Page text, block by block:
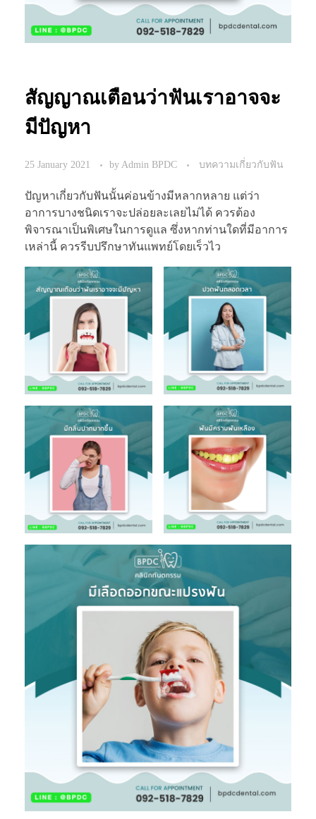
สัญญาณเตือนว่าฟันเราอาจจะ
มีปัญหา
25 January 2021 by Admin BPDC บทความเกี่ยวกับฟัน
ปัญหาเกี่ยวกับฟันนั้นค่อนข้างมีหลากหลาย แต่ว่า
อาการบางชนิดเราจะปล่อยละเลยไม่ได้ ควรต้อง
พิจารณาเป็นพิเศษในการดูแล ซึ่งหากท่านใดที่มีอาการ
เหล่านี้ ควรรีบปรึกษาทันแพทย์โดยเร็วไว